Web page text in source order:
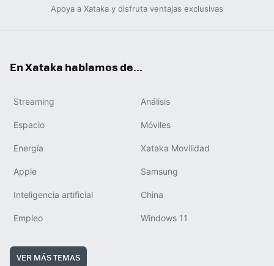
Apoya a Xataka y disfruta ventajas exclusivas
En Xataka hablamos de...
Streaming Análisis
Espacio Móviles
Energía Xataka Movilidad
Apple Samsung
Inteligencia artificial China
Empleo Windows 11
VER MÁS TEMAS